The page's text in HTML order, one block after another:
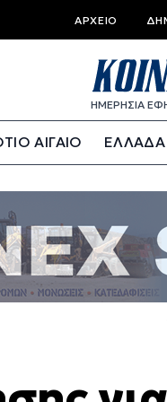
ΑΡΧΕΊΟ
ΗΜΕΡΗΣΙΑ
ΑΙΓΑΙΟ ΕΛΛΑΔΑ